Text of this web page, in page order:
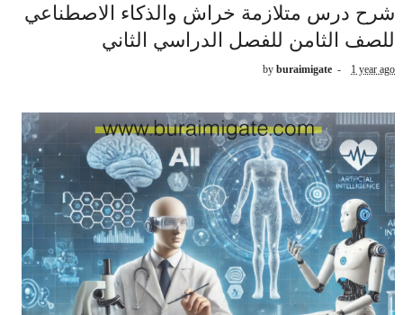
شرح درس متلازمة خراش والذكاء الاصطناعي
للصف الثامن للفصل الدراسي الثاني
byburaimigate 1 year ago